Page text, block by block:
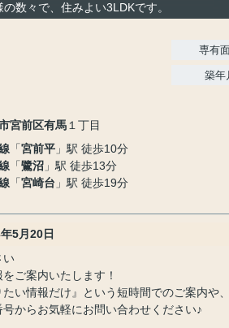
数々で、住みよい3LDKです。
宮前区有馬 １丁目
「宮前平 」駅 徒歩10分
「鷺沼 」駅 徒歩13分
「宮崎台 」駅 徒歩19分
専有
築年
5月20日
い
ご案内いたします！
い情報だけ』という短時間でのご案内や
号からお気軽にお問い合わせください♪